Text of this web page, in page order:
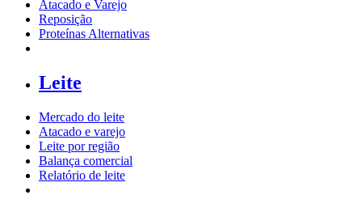
Atacado e Varejo
Reposição
Proteínas Alternativas
Leite
Mercado do leite
Atacado e varejo
Leite por região
Balança comercial
Relatório de leite